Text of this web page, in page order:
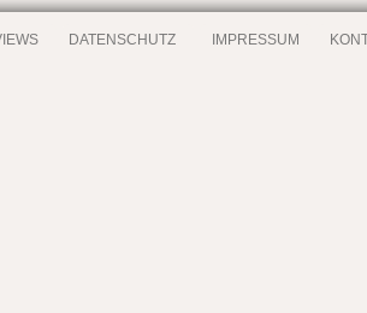
DATENSCHUTZ IMPRESSUM